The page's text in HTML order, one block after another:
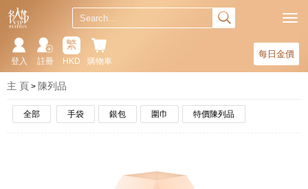
每日金價
購物車
繁
HKD
註冊
登入
主 頁 陳列品
全部 手袋 銀包 圍巾 特價陳列品